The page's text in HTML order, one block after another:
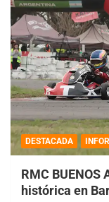
DESTACADA
RMC BUENOS
histórica en